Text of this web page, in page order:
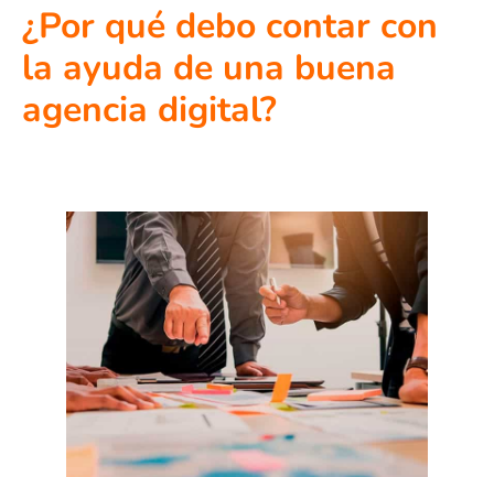
¿Por qué debo contar con
la ayuda de una buena
agencia digital?